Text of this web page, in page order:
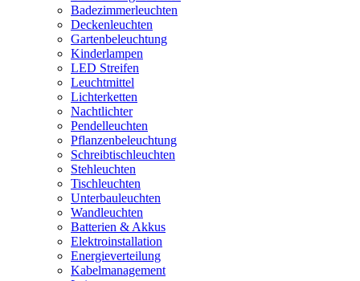
Badezimmerleuchten
Deckenleuchten
Gartenbeleuchtung
Kinderlampen
LED Streifen
Leuchtmittel
Lichterketten
Nachtlichter
Pendelleuchten
Pflanzenbeleuchtung
Schreibtischleuchten
Stehleuchten
Tischleuchten
Unterbauleuchten
Wandleuchten
Batterien & Akkus
Elektroinstallation
Energieverteilung
Kabelmanagement